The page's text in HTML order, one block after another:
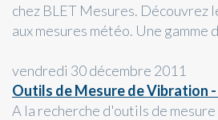
chez BLET Mesures. Découvrez
aux mesures météo. Une gamme
vendredi 30 décembre 2011
Outils de Mesure de Vibration -
A la recherche d'outils de